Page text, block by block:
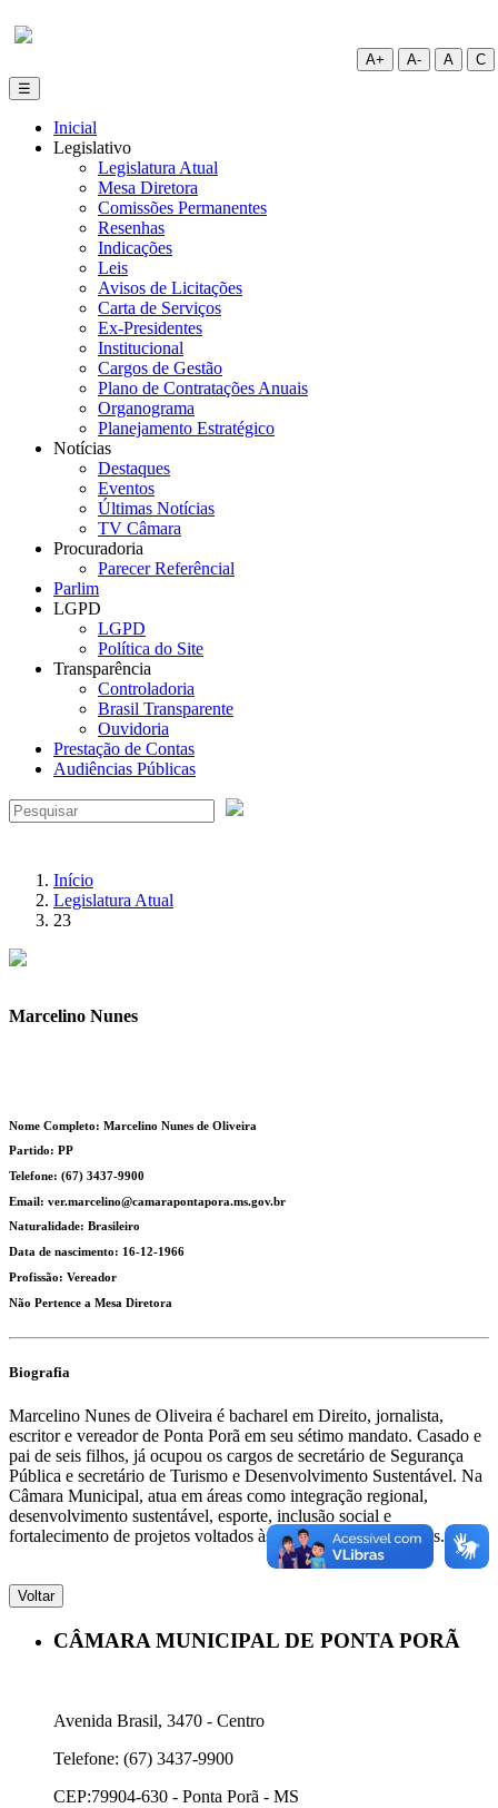
A+ A- A C
Inicial
Legislativo
Legislatura Atual
Mesa Diretora
Comissões Permanentes
Resenhas
Indicações
Leis
Avisos de Licitações
Carta de Serviços
Ex-Presidentes
Institucional
Cargos de Gestão
Plano de Contratações Anuais
Organograma
Planejamento Estratégico
Notícias
Destaques
Eventos
Últimas Notícias
TV Câmara
Procuradoria
Parecer Referêncial
Parlim
LGPD
LGPD
Política do Site
Transparência
Controladoria
Brasil Transparente
Ouvidoria
Prestação de Contas
Audiências Públicas
Início
Legislatura Atual
23
Marcelino Nunes
Nome Completo: Marcelino Nunes de Oliveira
Partido: PP
Telefone: (67) 3437-9900
Email: ver.marcelino@camarapontapora.ms.gov.br
Naturalidade: Brasileiro
Data de nascimento: 16-12-1966
Profissão: Vereador
Não Pertence a Mesa Diretora
Biografia
Marcelino Nunes de Oliveira é bacharel em Direito, jornalista,
escritor e vereador de Ponta Porã em seu sétimo mandato. Casado e
pai de seis filhos, já ocupou os cargos de secretário de Segurança
Pública e secretário de Turismo e Desenvolvimento Sustentável. Na
Câmara Municipal, atua em áreas como integração regional,
desenvolvimento sustentável, esporte, inclusão social e
fortalecimento de projetos voltados às famílias e comunidades.
CÂMARA MUNICIPAL DE PONTA PORÃ
Avenida Brasil, 3470 - Centro
Telefone: (67) 3437-9900
CEP:79904-630 - Ponta Porã - MS